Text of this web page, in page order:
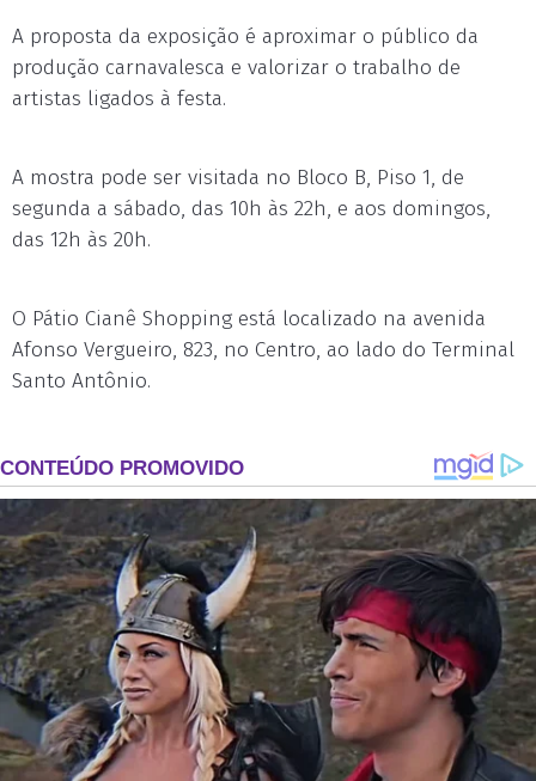
A proposta da exposição é aproximar o público da
produção carnavalesca e valorizar o trabalho de
artistas ligados à festa.
A mostra pode ser visitada no Bloco B, Piso 1, de
segunda a sábado, das 10h às 22h, e aos domingos,
das 12h às 20h.
O Pátio Cianê Shopping está localizado na avenida
Afonso Vergueiro, 823, no Centro, ao lado do Terminal
Santo Antônio.